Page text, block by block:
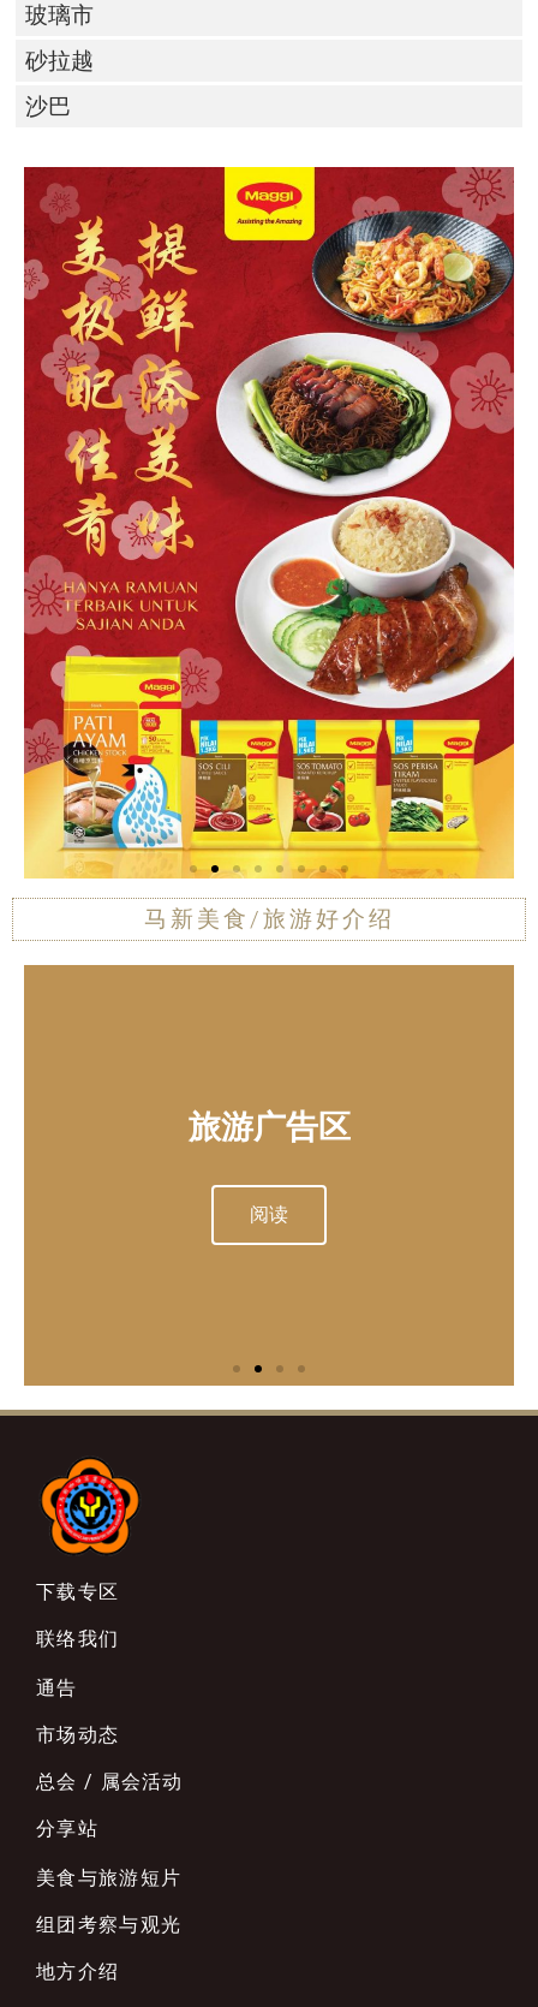
玻璃市
砂拉越
沙巴
马新美食/旅游好介绍
美食广告区
阅读
旅游广告区
阅读
特别介绍
阅读
请致电 603-20321055
(Brandon / Tony)
或
美食广告区
阅读
旅游广告区
阅读
特别介绍
阅读
请致电 603-20321055
(Brandon / Tony)
或
美食广告区
阅读
旅游广告区
阅读
特别介绍
阅读
请致电 603-20321055
(Brandon / Tony)
或
下载专区
联络我们
通告
市场动态
总会 / 属会活动
分享站
美食与旅游短片
组团考察与观光
地方介绍